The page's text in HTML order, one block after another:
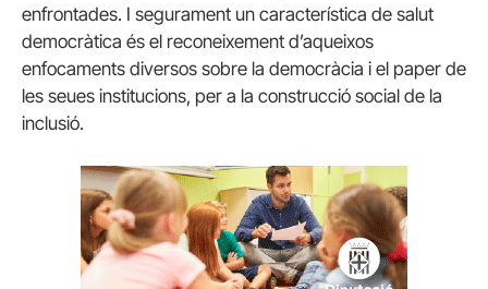
enfrontades. I segurament un característica de salut
democràtica és el reconeixement d’aqueixos
enfocaments diversos sobre la democràcia i el paper de
les seues institucions, per a la construcció social de la
inclusió.